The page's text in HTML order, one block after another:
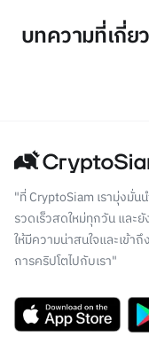
บทความที่เกี่ย
"ที่ CryptoSiam เรามุ่งมั่น
รวดเร็วสดใหม่ทุกวัน และ
ให้มีความน่าสนใจและเข้า
การคริปโตไปกับเรา"